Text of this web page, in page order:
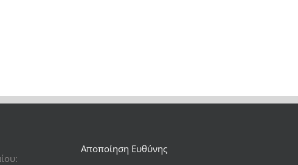
Αποποίηση Ευθύνης